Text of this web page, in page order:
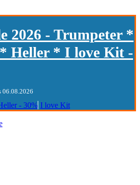
2026 - Trumpeter *
Heller * I love Kit -
- 30% I love Kit